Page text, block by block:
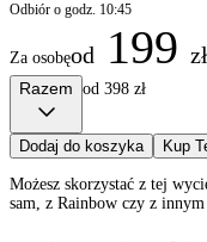
Odbiór o godz. 10:45
Za osobęod 199 zł
Razem od 398 zł
Dodaj do koszyka Kup
Możesz skorzystać z tej
sam, z Rainbow czy z